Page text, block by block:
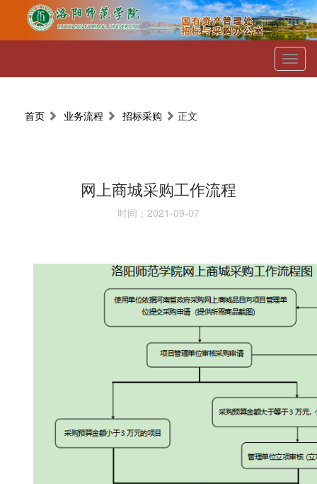
首页 业务流程 招标采购 正文
网上商城采购工作流程
时间：2021-09-07